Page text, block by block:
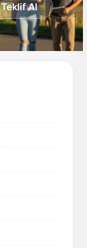
Teklif Al